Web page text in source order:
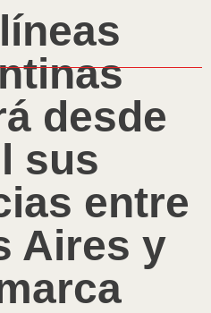
desde
sus
entre
Aires y